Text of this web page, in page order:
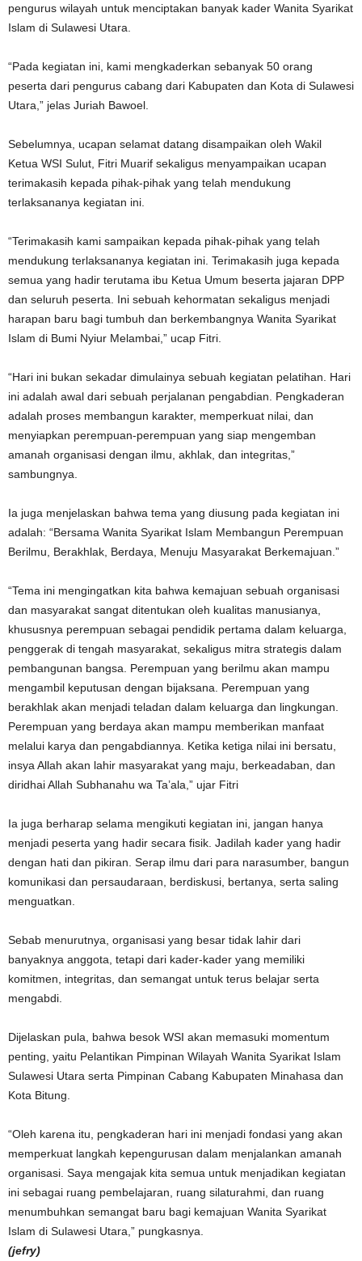
pengurus wilayah untuk menciptakan banyak kader Wanita Syarikat
Islam di Sulawesi Utara.
“Pada kegiatan ini, kami mengkaderkan sebanyak 50 orang
peserta dari pengurus cabang dari Kabupaten dan Kota di Sulawesi
Utara,” jelas Juriah Bawoel.
Sebelumnya, ucapan selamat datang disampaikan oleh Wakil
Ketua WSI Sulut, Fitri Muarif sekaligus menyampaikan ucapan
terimakasih kepada pihak-pihak yang telah mendukung
terlaksananya kegiatan ini.
“Terimakasih kami sampaikan kepada pihak-pihak yang telah
mendukung terlaksananya kegiatan ini. Terimakasih juga kepada
semua yang hadir terutama ibu Ketua Umum beserta jajaran DPP
dan seluruh peserta. Ini sebuah kehormatan sekaligus menjadi
harapan baru bagi tumbuh dan berkembangnya Wanita Syarikat
Islam di Bumi Nyiur Melambai,” ucap Fitri.
“Hari ini bukan sekadar dimulainya sebuah kegiatan pelatihan. Hari
ini adalah awal dari sebuah perjalanan pengabdian. Pengkaderan
adalah proses membangun karakter, memperkuat nilai, dan
menyiapkan perempuan-perempuan yang siap mengemban
amanah organisasi dengan ilmu, akhlak, dan integritas,”
sambungnya.
Ia juga menjelaskan bahwa tema yang diusung pada kegiatan ini
adalah: “Bersama Wanita Syarikat Islam Membangun Perempuan
Berilmu, Berakhlak, Berdaya, Menuju Masyarakat Berkemajuan.”
“Tema ini mengingatkan kita bahwa kemajuan sebuah organisasi
dan masyarakat sangat ditentukan oleh kualitas manusianya,
khususnya perempuan sebagai pendidik pertama dalam keluarga,
penggerak di tengah masyarakat, sekaligus mitra strategis dalam
pembangunan bangsa. Perempuan yang berilmu akan mampu
mengambil keputusan dengan bijaksana. Perempuan yang
berakhlak akan menjadi teladan dalam keluarga dan lingkungan.
Perempuan yang berdaya akan mampu memberikan manfaat
melalui karya dan pengabdiannya. Ketika ketiga nilai ini bersatu,
insya Allah akan lahir masyarakat yang maju, berkeadaban, dan
diridhai Allah Subhanahu wa Ta’ala,” ujar Fitri
Ia juga berharap selama mengikuti kegiatan ini, jangan hanya
menjadi peserta yang hadir secara fisik. Jadilah kader yang hadir
dengan hati dan pikiran. Serap ilmu dari para narasumber, bangun
komunikasi dan persaudaraan, berdiskusi, bertanya, serta saling
menguatkan.
Sebab menurutnya, organisasi yang besar tidak lahir dari
banyaknya anggota, tetapi dari kader-kader yang memiliki
komitmen, integritas, dan semangat untuk terus belajar serta
mengabdi.
Dijelaskan pula, bahwa besok WSI akan memasuki momentum
penting, yaitu Pelantikan Pimpinan Wilayah Wanita Syarikat Islam
Sulawesi Utara serta Pimpinan Cabang Kabupaten Minahasa dan
Kota Bitung.
“Oleh karena itu, pengkaderan hari ini menjadi fondasi yang akan
memperkuat langkah kepengurusan dalam menjalankan amanah
organisasi. Saya mengajak kita semua untuk menjadikan kegiatan
ini sebagai ruang pembelajaran, ruang silaturahmi, dan ruang
menumbuhkan semangat baru bagi kemajuan Wanita Syarikat
Islam di Sulawesi Utara,” pungkasnya.
(jefry)